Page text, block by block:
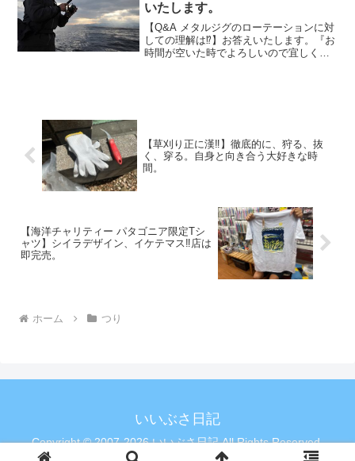
いたします。
【Q&A メタルジグのローテーションに対
しての理解は⁉️】お答えいたします。『お
時間が空いた時でよろしいので宜しくお
【草刈り正に漢‼️】徹底的に、狩る、抜
く、穿る。自身と向き合う大好きな時
間。
【海洋チャリティー パタゴニア限定Tシ
ャツ】シイラデザイン、イケテマス‼️店は
即完売。
ホーム つり
いいぶさ日記
Copyright © 2007-2026 いいぶさ日記 All Rights Reserved.